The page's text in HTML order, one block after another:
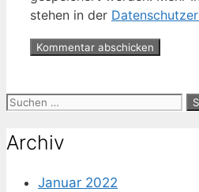
stehen in der
Suche
Archiv
Januar 2022